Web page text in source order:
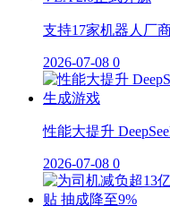
支持17家机器人厂
2026-07-08 0
性能大提升
2026-07-08 0